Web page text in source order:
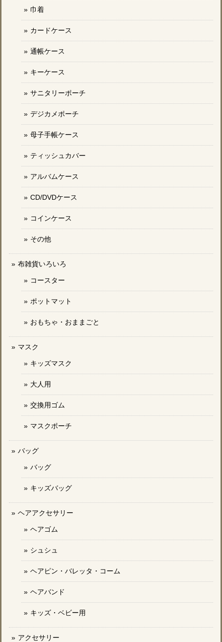
巾着
カードケース
通帳ケース
キーケース
サニタリーポーチ
デジカメポーチ
母子手帳ケース
ティッシュカバー
アルバムケース
CD/DVDケース
コインケース
その他
布雑貨いろいろ
コースター
ポットマット
おもちゃ・おままごと
マスク
キッズマスク
大人用
交換用ゴム
マスクポーチ
バッグ
バッグ
キッズバッグ
ヘアアクセサリー
ヘアゴム
シュシュ
ヘアピン・バレッタ・コーム
ヘアバンド
キッズ・ベビー用
アクセサリー